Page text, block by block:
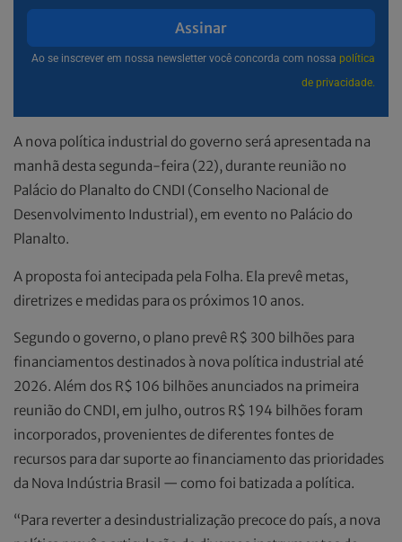
Assinar
Ao se inscrever em nossa newsletter você concorda com nossa política
de privacidade.
A nova política industrial do governo será apresentada na
manhã desta segunda-feira (22), durante reunião no
Palácio do Planalto do CNDI (Conselho Nacional de
Desenvolvimento Industrial), em evento no Palácio do
Planalto.
A proposta foi antecipada pela Folha. Ela prevê metas,
diretrizes e medidas para os próximos 10 anos.
Segundo o governo, o plano prevê R$ 300 bilhões para
financiamentos destinados à nova política industrial até
2026. Além dos R$ 106 bilhões anunciados na primeira
reunião do CNDI, em julho, outros R$ 194 bilhões foram
incorporados, provenientes de diferentes fontes de
recursos para dar suporte ao financiamento das prioridades
da Nova Indústria Brasil — como foi batizada a política.
“Para reverter a desindustrialização precoce do país, a nova